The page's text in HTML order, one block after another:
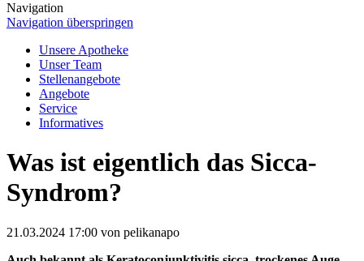
Navigation
Navigation überspringen
Unsere Apotheke
Unser Team
Stellenangebote
Angebote
Service
Informatives
Was ist eigentlich das Sicca-
Syndrom?
21.03.2024 17:00 von pelikanapo